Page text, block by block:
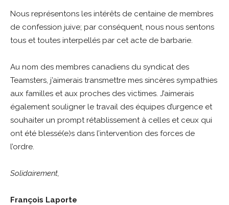
Nous représentons les intérêts de centaine de membres
de confession juive; par conséquent, nous nous sentons
tous et toutes interpellés par cet acte de barbarie.
Au nom des membres canadiens du syndicat des
Teamsters, j’aimerais transmettre mes sincères sympathies
aux familles et aux proches des victimes. J’aimerais
également souligner le travail des équipes d’urgence et
souhaiter un prompt rétablissement à celles et ceux qui
ont été blessé(e)s dans l’intervention des forces de
l’ordre.
Solidairement,
François Laporte